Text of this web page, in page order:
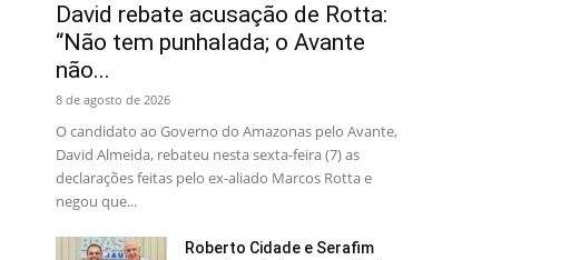
David rebate acusação de Rotta:
“Não tem punhalada; o Avante
não...
8 de agosto de 2026
O candidato ao Governo do Amazonas pelo Avante,
David Almeida, rebateu nesta sexta-feira (7) as
declarações feitas pelo ex-aliado Marcos Rotta e
negou que...
Roberto Cidade e Serafim